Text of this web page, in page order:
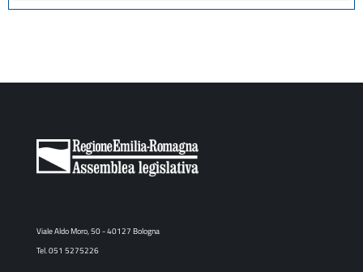
Viale Aldo Moro, 50 - 40127 Bologna
Tel. 051 5275226